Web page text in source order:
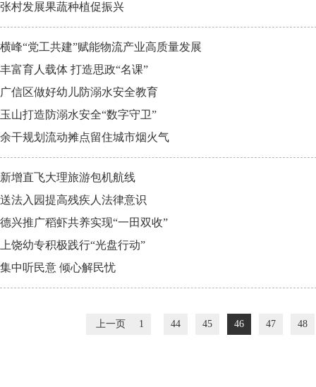
张村发展果蔬种植促振兴
横峰“党工共建”赋能物流产业高质量发展
丰富育人载体 打造思政“名课”
广信区做好幼儿防溺水安全教育
玉山打造防溺水安全“数字守卫”
余干规划流动摊点留住城市烟火气
新增直飞大理旅游包机航线
送法入园提高残疾人法律意识
德兴推广稻虾共养实现“一田双收”
上饶幼专积极践行“光盘行动”
集中听民意 倾心解民忧
上一页 1 44 45 46 47 48